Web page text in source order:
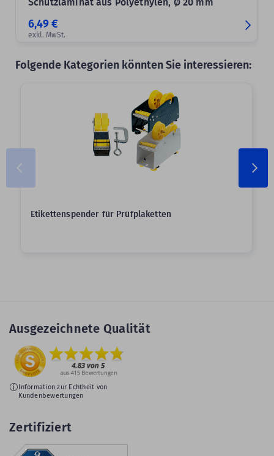
Schutzlaminat aus Polyethylen, Ø 20 mm
6,49 €
exkl. MwSt.
Folgende Kategorien könnten Sie interessieren:
Etikettenspender für Prüfplaketten
Ausgezeichnete Qualität
Information zur Echtheit von
Kundenbewertungen
Zertifiziert